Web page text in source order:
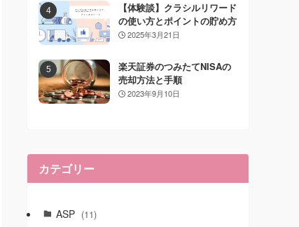
【体験談】クラシルリワード
の使い方とポイントの貯め方
2025年3月21日
楽天証券のつみたてNISAの
売却方法と手順
2023年9月10日
カテゴリー
ASP (11)